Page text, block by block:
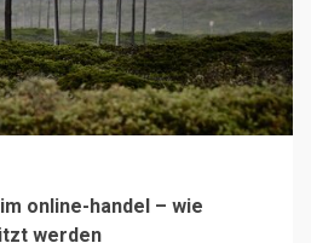
online-handel – wie
werden